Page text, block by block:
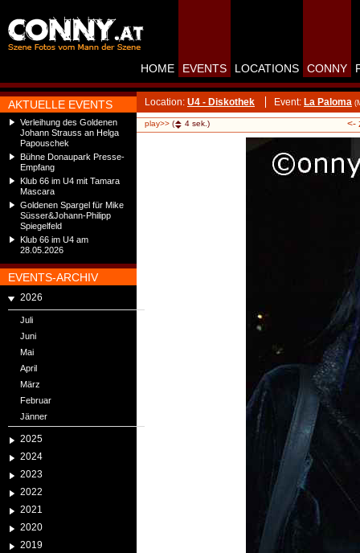
AKTUELLE EVENTS
Verleihung des Goldenen
Johann Strauss an Helga
Papouschek
Bühne Donaupark Presse-
Empfang
Klub 66 im U4 mit Tamara
Mascara
Goldenen Spargel für Mike
Süsser&Johann-Philipp
Spiegelfeld
Klub 66 im U4 am
28.05.2026
EVENTS-ARCHIV
2026
Juli
Juni
Mai
April
März
Februar
Jänner
2025
2024
2023
2022
2021
2020
2019
HOME EVENTS LOCATIONS CONNY
Location: U4 - Diskothek Event: La Paloma
play>> ( 4 sek.) <-